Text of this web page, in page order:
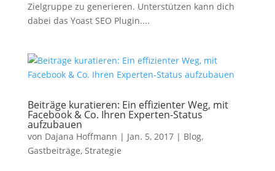
Zielgruppe zu generieren. Unterstützen kann dich
dabei das Yoast SEO Plugin....
Beiträge kuratieren: Ein effizienter Weg, mit
Facebook & Co. Ihren Experten-Status
aufzubauen
von Dajana Hoffmann | Jan. 5, 2017| Blog,
Gastbeiträge, Strategie